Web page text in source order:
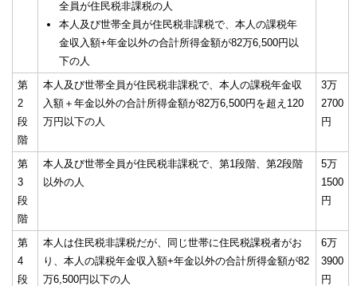
全員が住民税非課税の人
本人及び世帯全員が住民税非課税で、本人の課税年
金収入額+年金以外の合計所得金額が82万6,500円以
下の人
第
2
段
階
本人及び世帯全員が住民税非課税で、本人の課税年金収
入額＋年金以外の合計所得金額が82万6,500円を超え120
万円以下の人
3万
2700
円
第
3
段
階
本人及び世帯全員が住民税非課税で、第1段階、第2段階
以外の人
5万
1500
円
第
4
段
本人は住民税非課税だが、同じ世帯に住民税課税者がお
り、本人の課税年金収入額+年金以外の合計所得金額が82
万6,500円以下の人
6万
3900
円